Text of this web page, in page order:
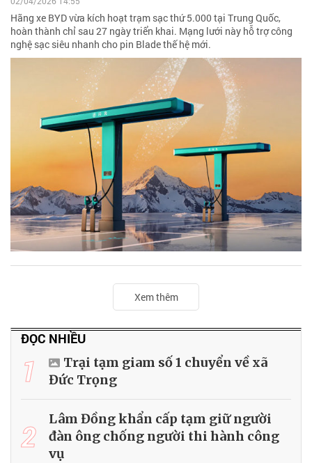
Hãng xe BYD vừa kích hoạt trạm sạc thứ 5.000 tại Trung Quốc,
hoàn thành chỉ sau 27 ngày triển khai. Mạng lưới này hỗ trợ công
nghệ sạc siêu nhanh cho pin Blade thế hệ mới.
Xem thêm
ĐỌC NHIỀU
1
Trại tạm giam số 1 chuyển về xã
Đức Trọng
2
Lâm Đồng khẩn cấp tạm giữ người
đàn ông chống người thi hành công
vụ